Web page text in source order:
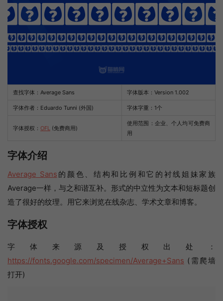
SEEK NOTHING
Sharpens Love, presence
查找字体： Average Sans 字体版本：Version 1.002
字体作者：Eduardo Tunni (外国) 字体字重：1个
字体授权： OFL (免费商用)
使用范围：企业、个人均可免费商
用
字体介绍
Average Sans 的颜色、结构和比例和它的衬线姐妹家族
Average一样，与之和谐互补。形式的中立性为文本和短标题创
造了很好的纹理。用它来浏览在线杂志、学术文章和博客。
字体授权
字体来源及授权出处：
https://fonts.google.com/specimen/Average+Sans (需爬墙
打开)